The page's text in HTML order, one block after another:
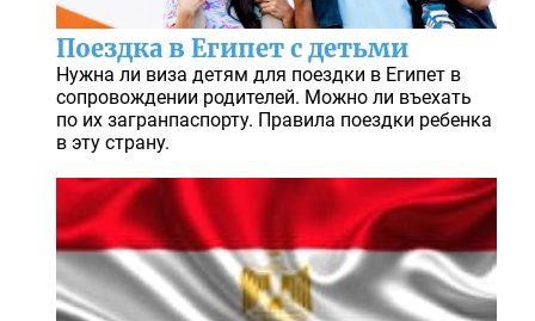
Поездка в Египет с детьми
Нужна ли виза детям для поездки в Египет в
сопровождении родителей. Можно ли въехать
по их загранпаспорту. Правила поездки ребенка
в эту страну.